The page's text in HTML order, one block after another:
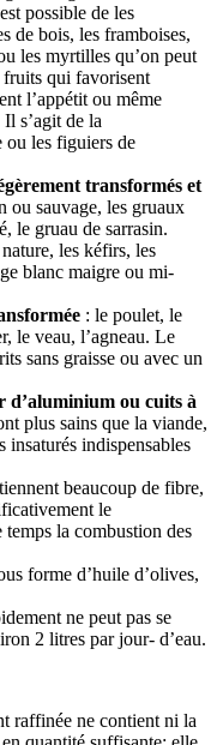
possible de les
de bois, les framboises,
les myrtilles qu’on peut
qui favorisent
l’appétit ou même
s’agit de la
ou les figuiers de
transformés et
ou sauvage, les gruaux
le gruau de sarrasin.
les kéfirs, les
blanc maigre ou mi-
: le poulet, le
le veau, l’agneau. Le
sans graisse ou avec un
d’aluminium ou cuits à
plus sains que la viande,
insaturés indispensables
beaucoup de fibre,
le
la combustion des
forme d’huile d’olives,
ne peut pas se
2 litres par jour- d’eau.
raffinée ne contient ni la